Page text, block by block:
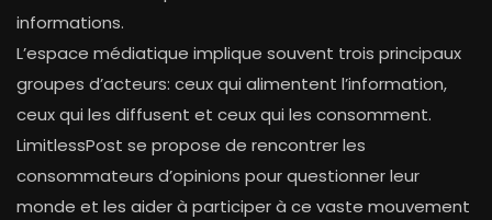
informations.
L’espace médiatique implique souvent trois principaux
groupes d’acteurs: ceux qui alimentent l’information,
ceux qui les diffusent et ceux qui les consomment.
LimitlessPost se propose de rencontrer les
consommateurs d’opinions pour questionner leur
monde et les aider à participer à ce vaste mouvement